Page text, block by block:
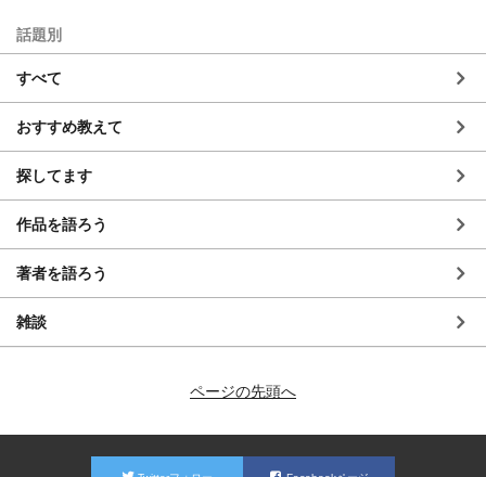
話題別
すべて
おすすめ教えて
探してます
作品を語ろう
著者を語ろう
雑談
ページの先頭へ